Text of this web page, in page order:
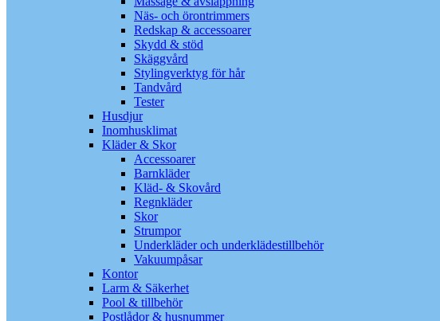
Näs- och örontrimmers
Redskap & accessoarer
Skydd & stöd
Skäggvård
Stylingverktyg för hår
Tandvård
Tester
Husdjur
Inomhusklimat
Kläder & Skor
Accessoarer
Barnkläder
Kläd- & Skovård
Regnkläder
Skor
Strumpor
Underkläder och underklädestillbehör
Vakuumpåsar
Kontor
Larm & Säkerhet
Pool & tillbehör
Postlådor & husnummer